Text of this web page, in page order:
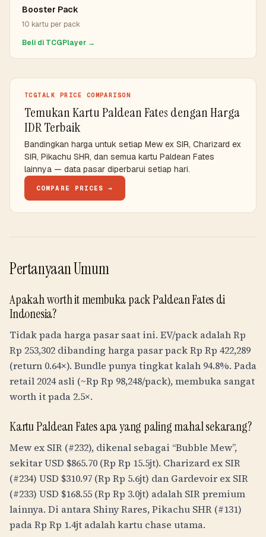
Booster Pack
10 kartu per pack
Beli di TCGPlayer →
TCGTALK PRICE COMPARISON
Temukan Kartu Paldean Fates dengan Harga
IDR Terbaik
Bandingkan harga untuk setiap Mew ex SIR, Charizard ex
SIR, Pikachu SHR, dan semua kartu Paldean Fates
lainnya — data pasar diperbarui setiap hari.
COMPARE PRICES →
Pertanyaan Umum
Apakah worth it membuka pack Paldean Fates di
Indonesia?
Tidak pada harga pasar saat ini. EV/pack adalahRp
Rp 253,302 dibanding harga pasar packRp Rp 422,289
(return 0.64×). Bundle punya tingkat kalah 94.8%. Pada
retail 2024 asli (~Rp Rp 98,248/pack), membuka sangat
worth it pada 2.5×.
Kartu Paldean Fates apa yang paling mahal sekarang?
Mew ex SIR (#232), dikenal sebagai “Bubble Mew”,
sekitar USD $865.70 (Rp Rp 15.5jt). Charizard ex SIR
(#234) USD $310.97 (Rp Rp 5.6jt) dan Gardevoir ex SIR
(#233) USD $168.55 (Rp Rp 3.0jt) adalah SIR premium
lainnya. Di antara Shiny Rares, Pikachu SHR (#131)
padaRp Rp 1.4jt adalah kartu chase utama.